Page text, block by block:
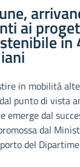
ai
in
in mobilità
punto di vista
emerge dal
dal
del